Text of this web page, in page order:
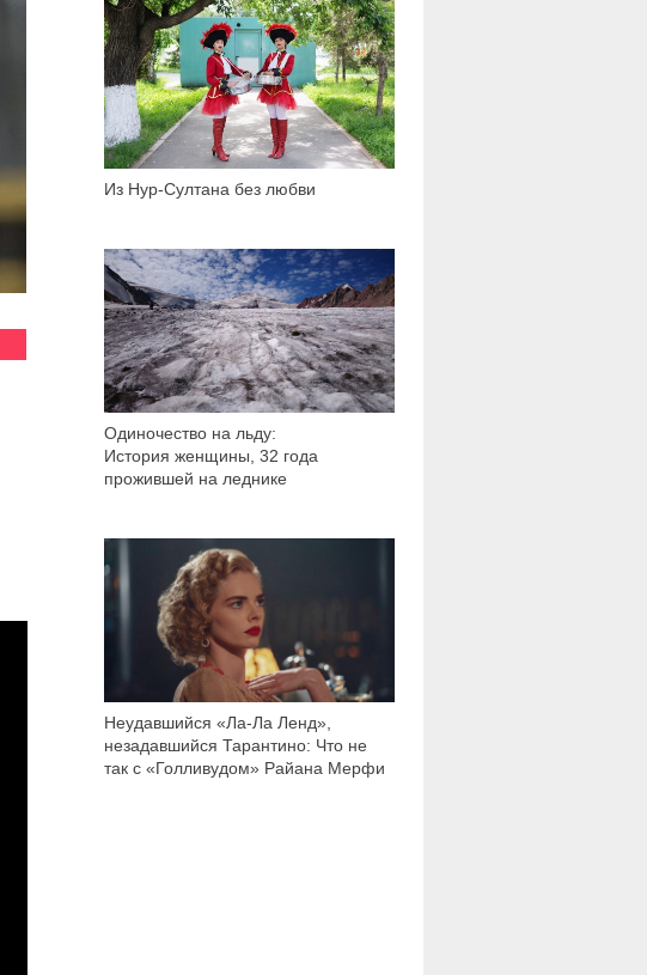
Из Нур-Султана без любви
6 080
Одиночество на льду:
История женщины, 32 года
прожившей на леднике
33 582
Неудавшийся «Ла-Ла Ленд»,
незадавшийся Тарантино: Что не
так с «Голливудом» Райана Мерфи
4 204